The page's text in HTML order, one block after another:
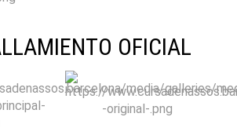
OFICIAL